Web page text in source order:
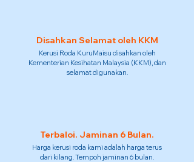
Disahkan Selamat oleh KKM
Kerusi Roda KuruMaisu disahkan oleh
Kementerian Kesihatan Malaysia (KKM), dan
selamat digunakan.
Terbaloi. Jaminan 6 Bulan.
Harga kerusi roda kami adalah harga terus
dari kilang. Tempoh jaminan 6 bulan.